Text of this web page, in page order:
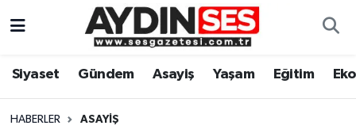
Siyaset Gündem Asayiş Yaşam Eğitim
HABERLER ASAYIŞ
Gündem
Aydın Hava Durumu